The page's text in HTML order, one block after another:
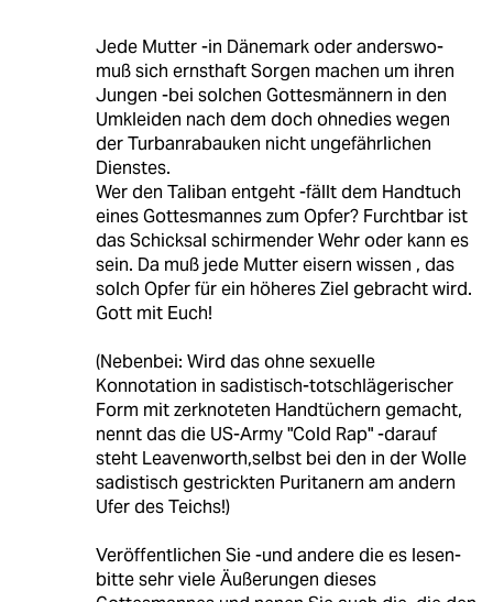
Jede Mutter -in Dänemark oder anderswo-
muß sich ernsthaft Sorgen machen um ihren
Jungen -bei solchen Gottesmännern in den
Umkleiden nach dem doch ohnedies wegen
der Turbanrabauken nicht ungefährlichen
Dienstes.
Wer den Taliban entgeht -fällt dem Handtuch
eines Gottesmannes zum Opfer? Furchtbar ist
das Schicksal schirmender Wehr oder kann es
sein. Da muß jede Mutter eisern wissen , das
solch Opfer für ein höheres Ziel gebracht wird.
Gott mit Euch!
(Nebenbei: Wird das ohne sexuelle
Konnotation in sadistisch-totschlägerischer
Form mit zerknoteten Handtüchern gemacht,
nennt das die US-Army "Cold Rap" -darauf
steht Leavenworth,selbst bei den in der Wolle
sadistisch gestrickten Puritanern am andern
Ufer des Teichs!)
Veröffentlichen Sie -und andere die es lesen-
bitte sehr viele Äußerungen dieses